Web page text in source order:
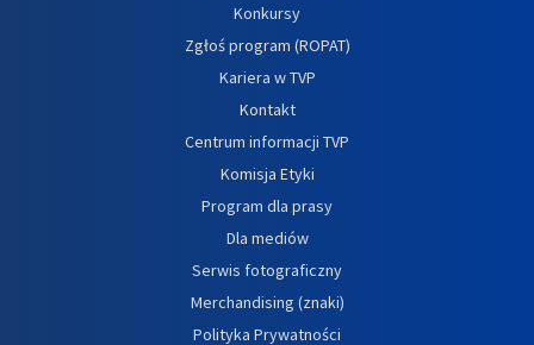
Konkursy
Zgłoś program (ROPAT)
Kariera w TVP
Kontakt
Centrum informacji TVP
Komisja Etyki
Program dla prasy
Dla mediów
Serwis fotograficzny
Merchandising (znaki)
Polityka Prywatności